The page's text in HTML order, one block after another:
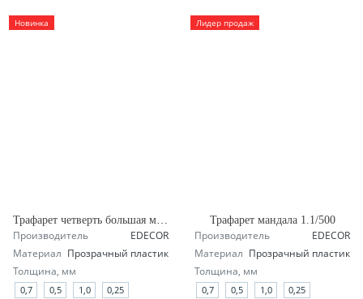
Новинка
Производитель
EDECOR
Материал Прозрачный пластик
Толщина, мм
0,7 0,5 1,0 0,25
Лидер продаж
Трафарет мандала 1.1/500
Производитель
EDECOR
Материал Прозрачный пластик
Толщина, мм
0,7 0,5 1,0 0,25